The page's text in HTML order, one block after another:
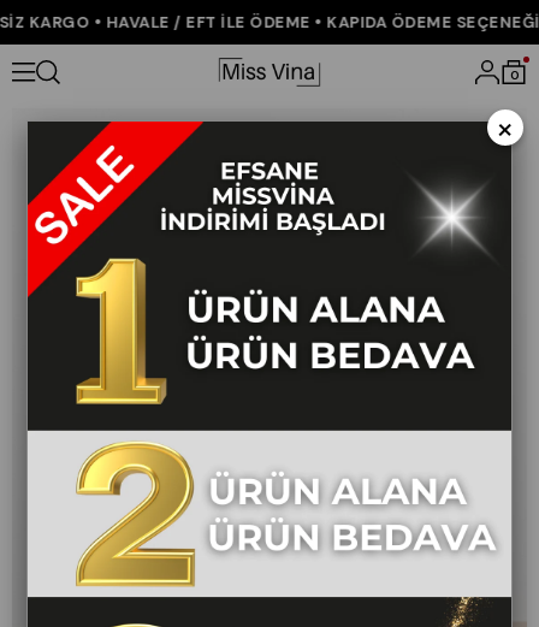
KARGO • HAVALE / EFT İLE ÖDEME • KAPIDA ÖDEME SEÇENEĞİ
0
Anasayfa YENİ GELENLER Pilikaşeli Mini Etek 6746
×